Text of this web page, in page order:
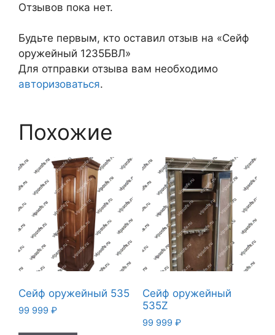
Отзывов пока нет.
Будьте первым, кто оставил отзыв на «Сейф
оружейный 1235БВЛ»
Для отправки отзыва вам необходимо
авторизоваться.
Похожие
Сейф оружейный 535
99 999 ₽
Сейф оружейный
535Z
99 999 ₽